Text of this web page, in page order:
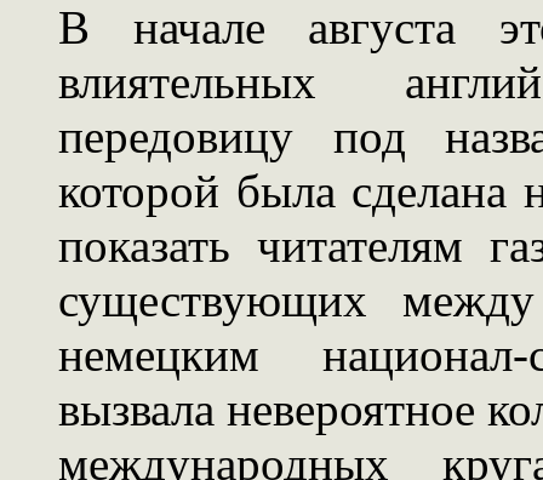
В начале августа
влиятельных
передовицу под
которой была сделана
показать читателям
существующих
немецким
вызвала невероятное
международных